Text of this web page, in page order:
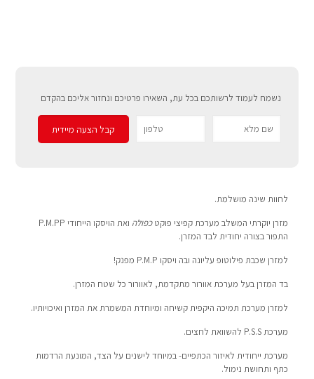
נשמח לעמוד לרשותכם בכל עת, השאירו פרטיכם ונחזור אליכם בהקדם
לחוות שינה מושלמת.
מזרן יוקרתי המשלב מערכת קפיצי פוקטכפולה
ואת הויסקו הייחודי P.M.PP
התפור בצורה יחודית לבד המזרן.
למזרן שכבת פילוטופ עליונה ובה ויסקו P.M.P מפנק!
בד המזרן בעל מערכת אוורור מתקדמת, לאוורור כל שטח המזרן.
למזרן מערכת תמיכה היקפית קשיחה ומיוחדת המשמרת את המזרן ואיכויותיו.
מערכת P.S.S להשוואת לחצים.
מערכת ייחודית לאיזור הכתפיים- במיוחד לישנים על הצד, המונעת הרדמות
כתף ותחושת נימול.